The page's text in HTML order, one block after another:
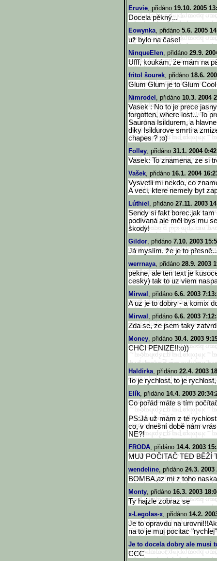
Eruvie, přidáno 19.10. 2005
Docela pěkný...
Eowynka, přidáno 5.6. 2005
už bylo na čase!
NinqueElen, přidáno 29.9.
Ufff, koukám, že mám na
fritol šourek, přidáno 18.6.
Glum Glum je to Glum
Nimrodel , přidáno 10.3. 2004
Vasek : No to je prece
forgotten, where lost... To
Saurona Isildurem, a
diky Isildurove smrti a
chapes ? :o)
Folley, přidáno 31.1. 2004
Vasek: To znamena, ze si
Vašek, přidáno 16.1. 2004
Vysvetli mi nekdo, co
A veci, ktere nemely byt
Lúthiel , přidáno 27.11. 2003
Sendy si fakt borec.jak
podívaná ale měl bys mu
škody!
Gildor, přidáno 7.10. 2003
Já myslím, že je to
werrnaya, přidáno 28.9. 2003
pekne, ale ten text je
cesky) tak to uz viem
Mirwal , přidáno 6.6. 2003
A uz je to dobry - a komix
Mirwal , přidáno 6.6. 2003
Zda se, ze jsem taky
Money, přidáno 30.4. 2003
CHCI PENIZE!!:o))
Haldirka, přidáno 22.4. 2003
To je rychlost, to je
Elík, přidáno 14.4. 2003
Co pořád máte s tím
PS:Já už mám z té
co, v dnešní době nám
NE?!
FRODA, přidáno 14.4. 2003
MUJ POČITAČ TED BĚŽÍ
wendeline, přidáno 24.3. 2003
BOMBA,az mi z toho
Monty, přidáno 16.3. 2003
Ty hajzle zobraz se
x-Legolas-x, přidáno 14.2.
Je to opravdu na
na to je muj pocitac
Je to docela dobry ale musi
CCC